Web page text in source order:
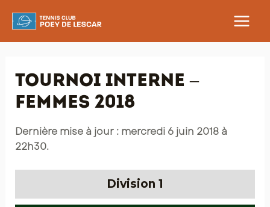
MAIN
Tournoi interne –
Femmes 2018
Dernière mise à jour : mercredi 6 juin 2018 à
22h30.
Division 1